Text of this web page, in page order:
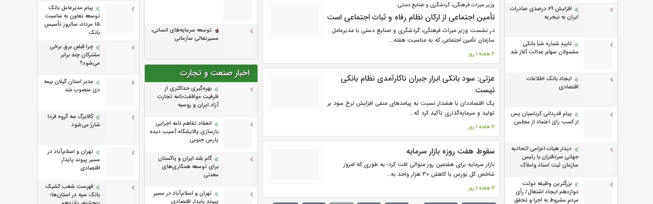
افزایش 69 درصدی صادرات
ایران به نیجریه
تایید شماره شبا بانکی
مشمولان سهام عدالت آغاز شد
ایجاد بانک اطلاعات
اقتصادی
پیام قدردانی کرباسیان پس
از کسب رای اعتماد از مجلس
دیدار هیات اعزامی اتحادیه
جهانی سردفتران با رئیس
سازمان ثبت اسناد واملاک
بزرگترین وظیفه دولت
دوازدهم ایجاد اشتغال/ رأی
مردم مشروط به اجرا و تحقق
وزیر میراث فرهنگی، گردشگری و صنایع دستی:
تأمین اجتماعی از ارکان نظام رفاه و ثبات اجتماعی است
در نشست وزیر میراث فرهنگی، گردشگری و صنایع دستی با مدیرعامل
سازمان تأمین اجتماعی که به مناسبت هفته...
3 هفته 1 روز
عزتی: سود بانکی ابزار جبران ناکارآمدی نظام بانکی
نیست
یک اقتصاددان با هشدار نسبت به پیامدهای منفی افزایش نرخ سود بر
تولید و سرمایه‌گذاری تأکید کرد که...
3 هفته 1 روز
سقوط هفت روزه بازار سرمایه
بازار سرمایه برای هفتمین روز متوالی افت کرد؛ به طوری که امروز
شاخص کل بورس با کاهش ۳۰ هزار واحد به...
3 هفته 1 روز
توسعه سرمایه‌های انسانی،
مسیرتعالی سازمانی
اخبار صنعت و تجارت
بهره‌گیری حداکثری از
ظرفیت موافقت‌نامه تجارت
آزاد ایران و روسیه
انعقاد تفاهم نامه اجرایی
بازسازی پالایشگاه آسیب دیده
پارس جنوبی
گام بلند ایران و پاکستان
برای توسعه همکاری‌های
معدنی
تهران و اسلام‌آباد در مسیر
پیوند پایدار اقتصادی
پیام مدیرعامل بانک
توسعه تعاون به مناسبت
۱۵ مرداد، سالروز تأسیس
بانک
چرا قبض برق برخی
مشترکان چند برابر
می‌شود؟
مدیر استان گیلان بیمه
دی منصوب شد
کالابرگ سه گروه فردا
شارژ می‌شود
تهران و اسلام‌آباد در
مسیر پیوند پایدار
اقتصادی
فهرست شعب کشیک
بانک سپه در استان‌ها؛